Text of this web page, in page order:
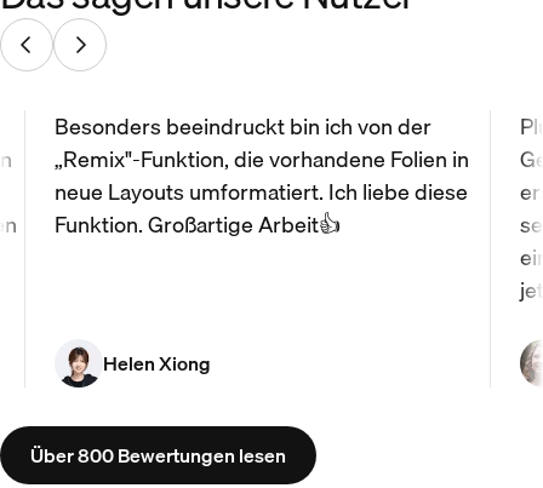
Besonders beeindruckt bin ich von der
„Remix"-Funktion, die vorhandene Folien in
neue Layouts umformatiert. Ich liebe diese
Funktion. Großartige Arbeit👍
Helen Xiong
Über 800 Bewertungen lesen